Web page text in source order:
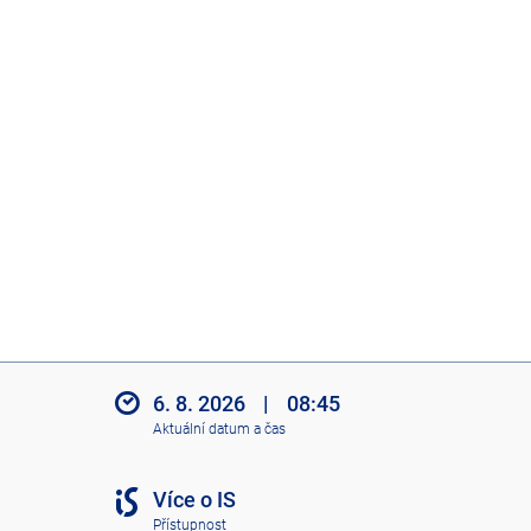
6. 8. 2026 | 08:45
Aktuální datum a čas
Více o IS
Přístupnost